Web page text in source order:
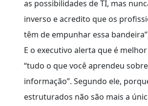
as possibilidades de TI, mas
inverso e acredito que os
têm de empunhar essa
E o executivo alerta que é
“tudo o que você aprendeu
informação”. Segundo ele,
estruturados não são mais a